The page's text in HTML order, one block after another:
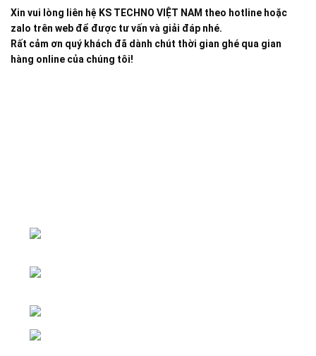
Xin vui lòng liên hệ KS TECHNO VIỆT NAM theo hotline hoặc
zalo trên web để được tư vấn và giải đáp nhé.
Rất cảm ơn quý khách đã dành chút thời gian ghé qua gian
hàng online của chúng tôi!